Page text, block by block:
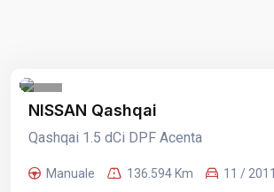
NISSAN Qashqai
Qashqai 1.5 dCi DPF Acenta
Manuale 136.594 Km 11 / 2011